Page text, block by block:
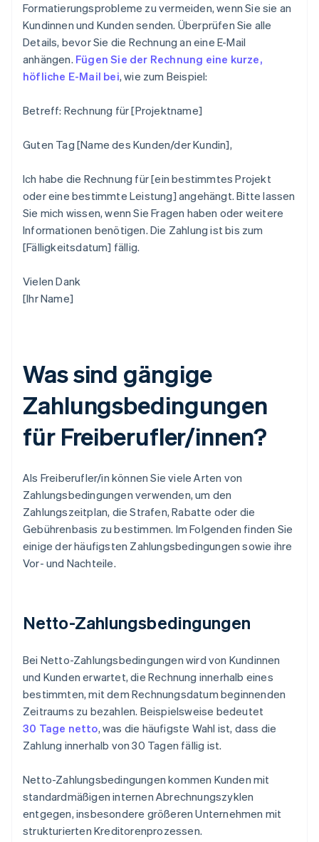
Formatierungsprobleme zu vermeiden, wenn Sie sie an
Kundinnen und Kunden senden. Überprüfen Sie alle
Details, bevor Sie die Rechnung an eine E-Mail
anhängen. Fügen Sie der Rechnung eine kurze,
höfliche E-Mail bei, wie zum Beispiel:
Betreff: Rechnung für [Projektname]
Guten Tag [Name des Kunden/der Kundin],
Ich habe die Rechnung für [ein bestimmtes Projekt
oder eine bestimmte Leistung] angehängt. Bitte lassen
Sie mich wissen, wenn Sie Fragen haben oder weitere
Informationen benötigen. Die Zahlung ist bis zum
[Fälligkeitsdatum] fällig.
Vielen Dank
[Ihr Name]
Was sind gängige
Zahlungsbedingungen
für Freiberufler/innen?
Als Freiberufler/in können Sie viele Arten von
Zahlungsbedingungen verwenden, um den
Zahlungszeitplan, die Strafen, Rabatte oder die
Gebührenbasis zu bestimmen. Im Folgenden finden Sie
einige der häufigsten Zahlungsbedingungen sowie ihre
Vor- und Nachteile.
Netto-Zahlungsbedingungen
Bei Netto-Zahlungsbedingungen wird von Kundinnen
und Kunden erwartet, die Rechnung innerhalb eines
bestimmten, mit dem Rechnungsdatum beginnenden
Zeitraums zu bezahlen. Beispielsweise bedeutet
30 Tage netto, was die häufigste Wahl ist, dass die
Zahlung innerhalb von 30 Tagen fällig ist.
Netto-Zahlungsbedingungen kommen Kunden mit
standardmäßigen internen Abrechnungszyklen
entgegen, insbesondere größeren Unternehmen mit
strukturierten Kreditorenprozessen.